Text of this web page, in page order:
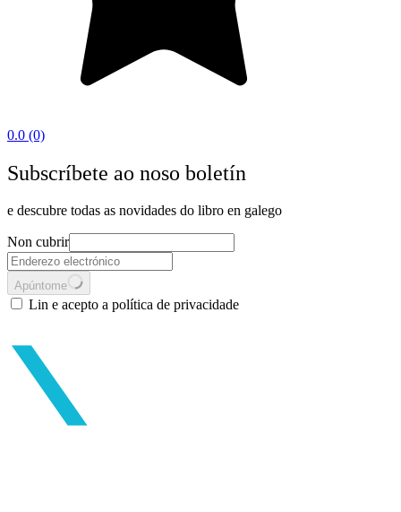
0.0 (0)
Subscríbete ao noso boletín
e descubre todas as novidades do libro en galego
Non cubrir
Apúntome
Lin e acepto a política de privacidade